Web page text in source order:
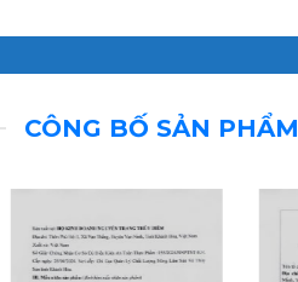
CÔNG BỐ SẢN PHẨM